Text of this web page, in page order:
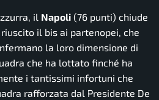
il Napoli (76 punti) chiude
il bis ai partenopei, che
la loro dimensione di
che ha lottato finché ha
i tantissimi infortuni che
rafforzata dal Presidente De